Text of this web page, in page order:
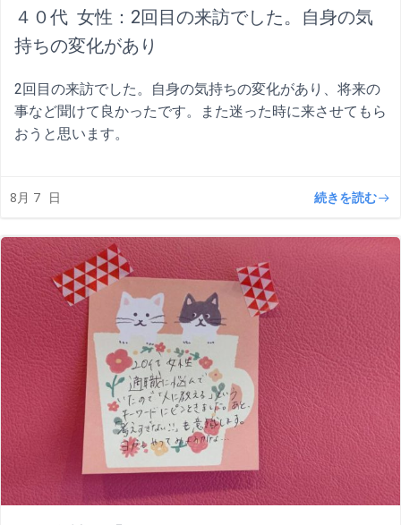
４０代 女性：2回目の来訪でした。自身の気
持ちの変化があり
2回目の来訪でした。自身の気持ちの変化があり、将来の
事など聞けて良かったです。また迷った時に来させてもら
おうと思います。
8月 7 日 続きを読む